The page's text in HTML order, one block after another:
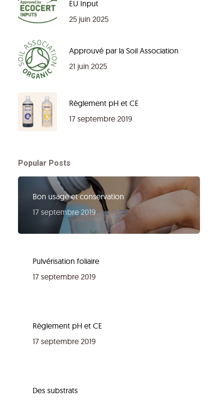
EU Input
25 juin 2025
Approuvé par la Soil Association
21 juin 2025
Règlement pH et CE
17 septembre 2019
Popular Posts
Bon usage et conservation
17 septembre 2019
Pulvérisation foliaire
17 septembre 2019
Règlement pH et CE
17 septembre 2019
Des substrats